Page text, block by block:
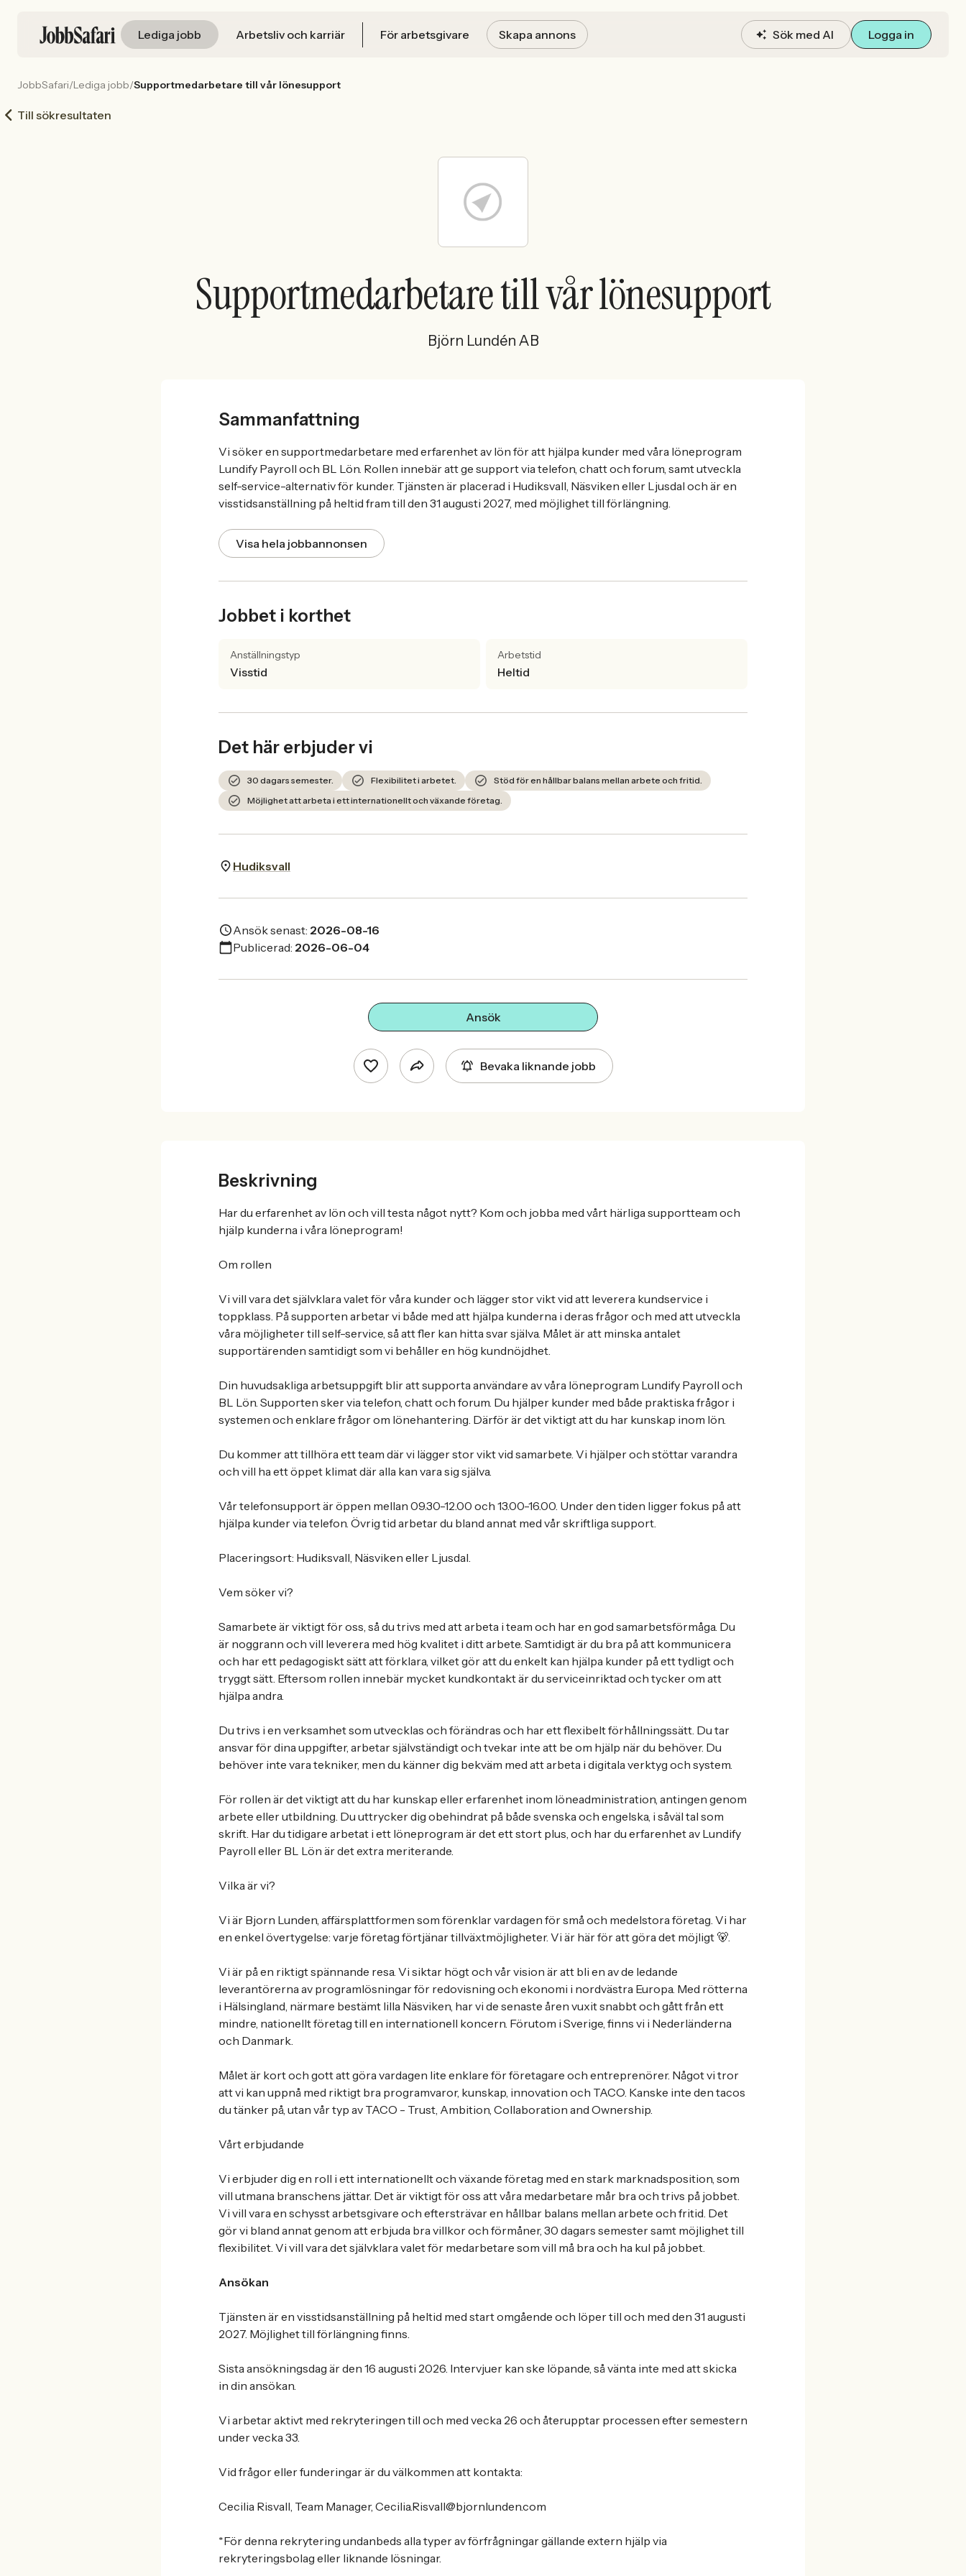
Lediga jobb Arbetsliv och karriär För arbetsgivare Skapa annons Sök med AI Logga in
JobbSafari/Lediga jobb/Supportmedarbetare till vår lönesupport
Till sökresultaten
Supportmedarbetare till vår lönesupport
Björn Lundén AB
Sammanfattning
Vi söker en supportmedarbetare med erfarenhet av lön för att hjälpa kunder med våra löneprogram
Lundify Payroll och BL Lön. Rollen innebär att ge support via telefon, chatt och forum, samt utveckla
self-service-alternativ för kunder. Tjänsten är placerad i Hudiksvall, Näsviken eller Ljusdal och är en
visstidsanställning på heltid fram till den 31 augusti 2027, med möjlighet till förlängning.
Visa hela jobbannonsen
Jobbet i korthet
Anställningstyp
Visstid
Arbetstid
Heltid
Det här erbjuder vi
30 dagars semester. Flexibilitet i arbetet.
Stöd för en hållbar balans mellan arbete och fritid.
Möjlighet att arbeta i ett internationellt och växande företag.
Hudiksvall
Ansök senast: 2026-08-16
Publicerad: 2026-06-04
Ansök
Bevaka liknande jobb
Beskrivning
Har du erfarenhet av lön och vill testa något nytt? Kom och jobba med vårt härliga supportteam och
hjälp kunderna i våra löneprogram!
Om rollen
Vi vill vara det självklara valet för våra kunder och lägger stor vikt vid att leverera kundservice i
toppklass. På supporten arbetar vi både med att hjälpa kunderna i deras frågor och med att utveckla
våra möjligheter till self-service, så att fler kan hitta svar själva. Målet är att minska antalet
supportärenden samtidigt som vi behåller en hög kundnöjdhet.
Din huvudsakliga arbetsuppgift blir att supporta användare av våra löneprogram Lundify Payroll och
BL Lön. Supporten sker via telefon, chatt och forum. Du hjälper kunder med både praktiska frågor i
systemen och enklare frågor om lönehantering. Därför är det viktigt att du har kunskap inom lön.
Du kommer att tillhöra ett team där vi lägger stor vikt vid samarbete. Vi hjälper och stöttar varandra
och vill ha ett öppet klimat där alla kan vara sig själva.
Vår telefonsupport är öppen mellan 09.30-12.00 och 13.00-16.00. Under den tiden ligger fokus på att
hjälpa kunder via telefon. Övrig tid arbetar du bland annat med vår skriftliga support.
Placeringsort: Hudiksvall, Näsviken eller Ljusdal.
Vem söker vi?
Samarbete är viktigt för oss, så du trivs med att arbeta i team och har en god samarbetsförmåga. Du
är noggrann och vill leverera med hög kvalitet i ditt arbete. Samtidigt är du bra på att kommunicera
och har ett pedagogiskt sätt att förklara, vilket gör att du enkelt kan hjälpa kunder på ett tydligt och
tryggt sätt. Eftersom rollen innebär mycket kundkontakt är du serviceinriktad och tycker om att
hjälpa andra.
Du trivs i en verksamhet som utvecklas och förändras och har ett flexibelt förhållningssätt. Du tar
ansvar för dina uppgifter, arbetar självständigt och tvekar inte att be om hjälp när du behöver. Du
behöver inte vara tekniker, men du känner dig bekväm med att arbeta i digitala verktyg och system.
För rollen är det viktigt att du har kunskap eller erfarenhet inom löneadministration, antingen genom
arbete eller utbildning. Du uttrycker dig obehindrat på både svenska och engelska, i såväl tal som
skrift. Har du tidigare arbetat i ett löneprogram är det ett stort plus, och har du erfarenhet av Lundify
Payroll eller BL Lön är det extra meriterande.
Vilka är vi?
Vi är Bjorn Lunden, affärsplattformen som förenklar vardagen för små och medelstora företag. Vi har
en enkel övertygelse: varje företag förtjänar tillväxtmöjligheter. Vi är här för att göra det möjligt 🐻.
Vi är på en riktigt spännande resa. Vi siktar högt och vår vision är att bli en av de ledande
leverantörerna av programlösningar för redovisning och ekonomi i nordvästra Europa. Med rötterna
i Hälsingland, närmare bestämt lilla Näsviken, har vi de senaste åren vuxit snabbt och gått från ett
mindre, nationellt företag till en internationell koncern. Förutom i Sverige, finns vi i Nederländerna
och Danmark.
Målet är kort och gott att göra vardagen lite enklare för företagare och entreprenörer. Något vi tror
att vi kan uppnå med riktigt bra programvaror, kunskap, innovation och TACO. Kanske inte den tacos
du tänker på, utan vår typ av TACO - Trust, Ambition, Collaboration and Ownership.
Vårt erbjudande
Vi erbjuder dig en roll i ett internationellt och växande företag med en stark marknadsposition, som
vill utmana branschens jättar. Det är viktigt för oss att våra medarbetare mår bra och trivs på jobbet.
Vi vill vara en schysst arbetsgivare och eftersträvar en hållbar balans mellan arbete och fritid. Det
gör vi bland annat genom att erbjuda bra villkor och förmåner, 30 dagars semester samt möjlighet till
flexibilitet. Vi vill vara det självklara valet för medarbetare som vill må bra och ha kul på jobbet.
Ansökan
Tjänsten är en visstidsanställning på heltid med start omgående och löper till och med den 31 augusti
2027. Möjlighet till förlängning finns.
Sista ansökningsdag är den 16 augusti 2026. Intervjuer kan ske löpande, så vänta inte med att skicka
in din ansökan.
Vi arbetar aktivt med rekryteringen till och med vecka 26 och återupptar processen efter semestern
under vecka 33.
Vid frågor eller funderingar är du välkommen att kontakta:
Cecilia Risvall, Team Manager, Cecilia.Risvall@bjornlunden.com
*För denna rekrytering undanbeds alla typer av förfrågningar gällande extern hjälp via
rekryteringsbolag eller liknande lösningar.